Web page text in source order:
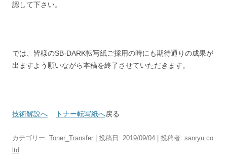
認して下さい。
では、皆様のSB-DARK転写紙ご採用の時にも期待通りの成果が
出ますよう願いながら本稿を終了させていただきます。
技術解説へ トナー転写紙へ戻る
カテゴリー: Toner_Transfer | 投稿日: 2019/09/04 投稿者: sanryu co
ltd